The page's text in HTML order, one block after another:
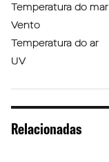
Temperatura do mar
Vento
Temperatura do ar
UV
Relacionadas